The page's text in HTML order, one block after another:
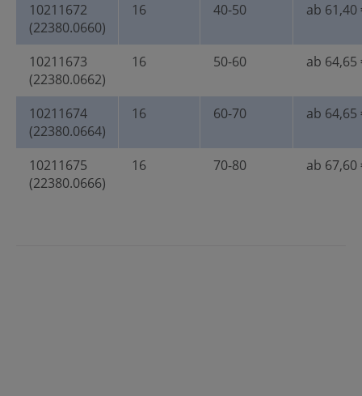
10211672
(22380.0660)
16 40-50 ab 61,40
10211673
(22380.0662)
16 50-60 ab 64,65
10211674
(22380.0664)
16 60-70 ab 64,65
10211675
(22380.0666)
16 70-80 ab 67,60